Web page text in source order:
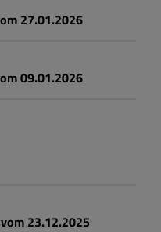
27.01.2026
09.01.2026
23.12.2025